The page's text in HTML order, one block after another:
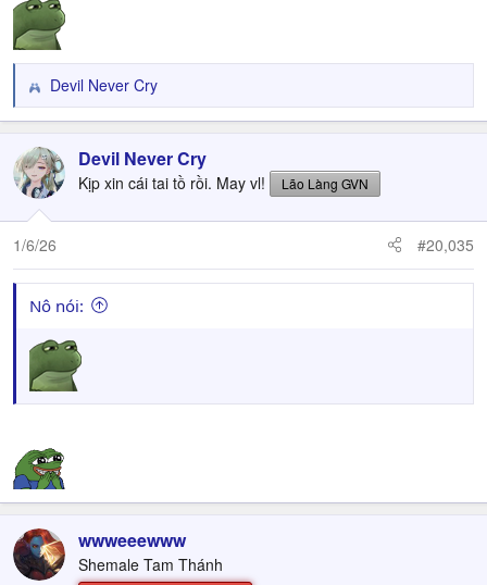
R
e
c
t
i
o
n
s
:
Devil Never Cry
Devil Never Cry
Kịp xin cái tai tồ rồi. May vl! Lão Làng GVN
1/6/26 #20,035
Nô nói:
wwweeewww
Shemale Tam Thánh